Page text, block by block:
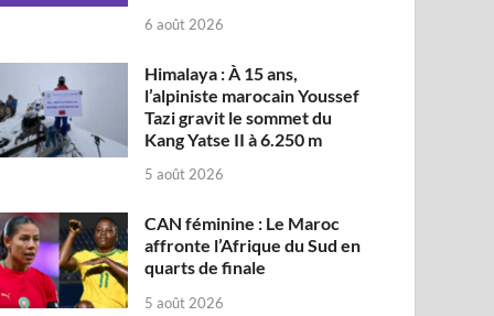
6 août 2026
Himalaya : À 15 ans,
l’alpiniste marocain Youssef
Tazi gravit le sommet du
Kang Yatse II à 6.250 m
5 août 2026
CAN féminine : Le Maroc
affronte l’Afrique du Sud en
quarts de finale
5 août 2026